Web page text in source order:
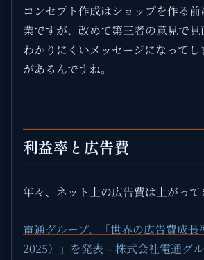
コンセプト作成はショップを作る
業ですが、改めて第三者の意見で見
わかりにくいメッセージになってし
があるんですね。
利益率と広告費
年々、ネット上の広告費は上がって
電通グループ、「世界の広告費成長
2025）」を発表 – 株式会社電通グ